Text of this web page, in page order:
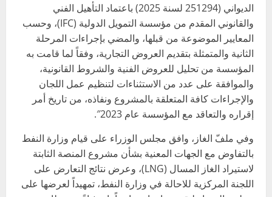
الديواني (251294 لسنة 2025) باعتماد التأهيل الفني
والقانوني المقدم من مؤسسة التمويل الدولية (IFC)، وحسب
المعايير الموضوعة من قبلها، والمضي بإجراءات المرحلة
الثانية والمتمثلة بتقديم العروض التجارية، وفقاً لما قامت به
المؤسسة من تحليل للعروض الفنية والشروط القانونية،
والموافقة على عدد من الاستثناءات لتنظيم عمل اللجان
والإجراءات كافة المتعلقة بالمشروع ونفاذه، من تاريخ أمر
إقراره والتعاقد مع المؤسسة عام 2023″.
وفي ملفّ الغاز، وافق مجلس الوزراء على قيام وزارة النفط
بالتفاوض مع الجهات المعنية بشأن مشروع المنصة الثابتة
لاستيراد الغاز المسال (LNG)، وعرض نتائج التعارض على
اللجنة المركزية للاحالة في وزارة النفط، تمهيداً لعرضها على